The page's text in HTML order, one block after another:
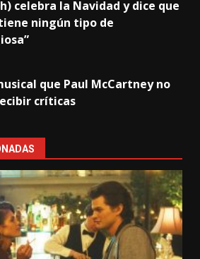
celebra la Navidad y dice que
ningún tipo de
que Paul McCartney no
críticas